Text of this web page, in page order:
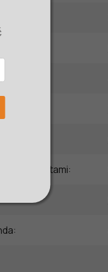
vodícími lištami:
: